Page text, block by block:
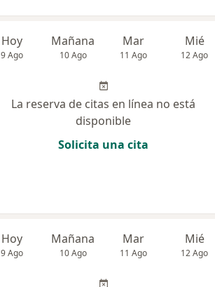
Hoy
9 Ago
Mañana
10 Ago
Mar
11 Ago
Mié
12 Ago
La reserva de citas en línea no está
disponible
Solicita una cita
Hoy
9 Ago
Mañana
10 Ago
Mar
11 Ago
Mié
12 Ago